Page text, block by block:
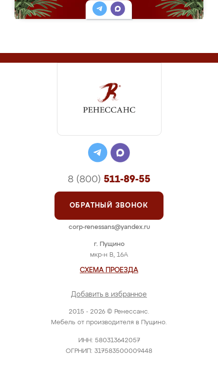
2015 - 2026 © Ренессанс.
Мебель от производителя в Пущино.
ИНН: 580313642057
ОГРНИП: 317583500009448
г. Пущино
мкр-н В, 16А
СХЕМА ПРОЕЗДА
Добавить в избранное
8 (800) 511-89-55
ОБРАТНЫЙ ЗВОНОК
corp-renessans@yandex.ru